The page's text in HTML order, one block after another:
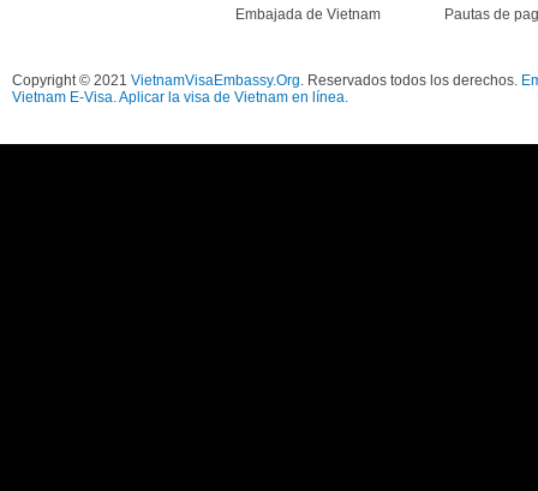
Embajada de Vietnam
Pautas de
Copyright © 2021 VietnamVisaEmbassy.Org. Reservados todos los derechos.
Vietnam E-Visa. Aplicar la visa de Vietnam en línea.